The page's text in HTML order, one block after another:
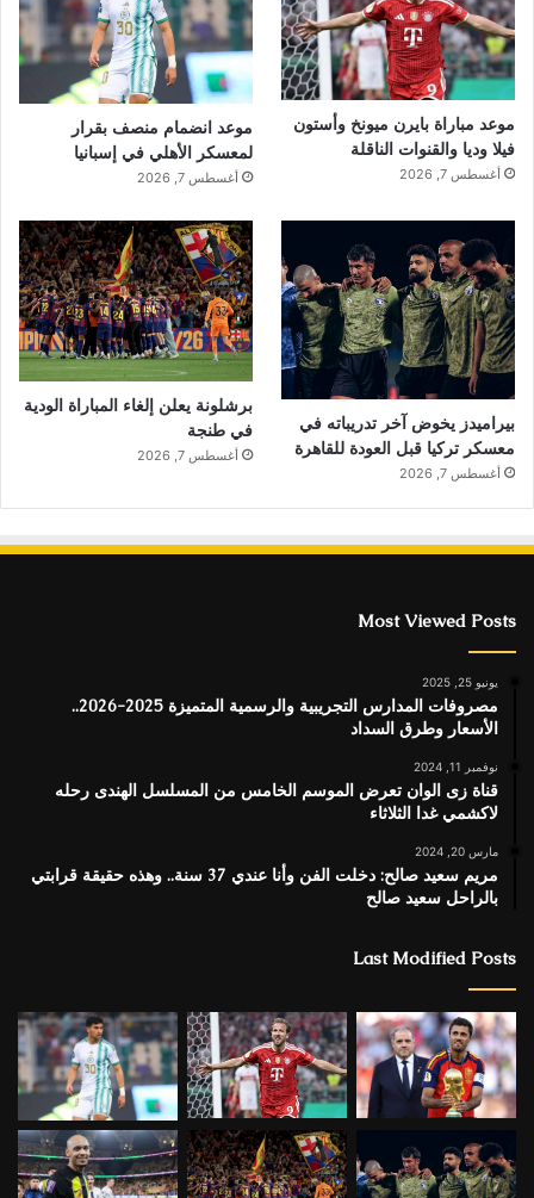
موعد مباراة بايرن ميونخ وأستون
فيلا وديا والقنوات الناقلة
أغسطس 7, 2026
موعد انضمام منصف بقرار
لمعسكر الأهلي في إسبانيا
أغسطس 7, 2026
بيراميدز يخوض آخر تدريباته في
معسكر تركيا قبل العودة للقاهرة
أغسطس 7, 2026
برشلونة يعلن إلغاء المباراة الودية
في طنجة
أغسطس 7, 2026
Most Viewed Posts
يونيو 25, 2025
مصروفات المدارس التجريبية والرسمية المتميزة 2025-2026..
الأسعار وطرق السداد
نوفمبر 11, 2024
قناة زى الوان تعرض الموسم الخامس من المسلسل الهندى رحله
لاكشمي غدا الثلاثاء
مارس 20, 2024
مريم سعيد صالح: دخلت الفن وأنا عندي 37 سنة.. وهذه حقيقة قرابتي
بالراحل سعيد صالح
Last Modified Posts